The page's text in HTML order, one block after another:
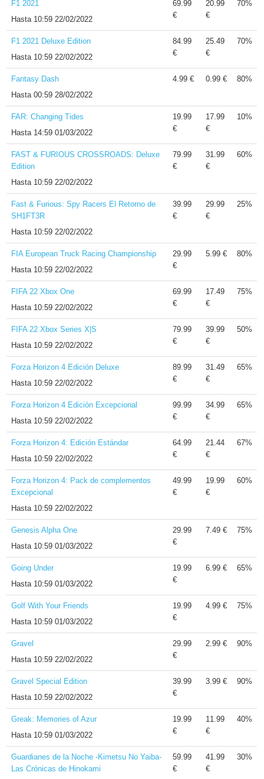
F1 2021
Hasta 10:59 22/02/2022
69.99
€
20.99
€
70%
F1 2021 Deluxe Edition
Hasta 10:59 22/02/2022
84.99
€
25.49
€
70%
Fantasy Dash
Hasta00:59 28/02/2022
4.99 € 0.99 € 80%
FAR: Changing Tides
Hasta 14:59 01/03/2022
19.99
€
17.99
€
10%
FAST & FURIOUS CROSSROADS: Deluxe
Edition
Hasta 10:59 22/02/2022
79.99
€
31.99
€
60%
Fast & Furious: Spy Racers El Retorno de
SH1FT3R
Hasta 10:59 22/02/2022
39.99
€
29.99
€
25%
FIA European Truck Racing Championship
Hasta 10:59 22/02/2022
29.99
€
5.99 € 80%
FIFA 22 Xbox One
Hasta 10:59 22/02/2022
69.99
€
17.49
€
75%
FIFA 22 Xbox Series X|S
Hasta 10:59 22/02/2022
79.99
€
39.99
€
50%
Forza Horizon 4 Edición Deluxe
Hasta 10:59 22/02/2022
89.99
€
31.49
€
65%
Forza Horizon 4 Edición Excepcional
Hasta 10:59 22/02/2022
99.99
€
34.99
€
65%
Forza Horizon 4: Edición Estándar
Hasta 10:59 22/02/2022
64.99
€
21.44
€
67%
Forza Horizon 4: Pack de complementos
Excepcional
Hasta 10:59 22/02/2022
49.99
€
19.99
€
60%
Genesis Alpha One
Hasta 10:59 01/03/2022
29.99
€
7.49 € 75%
Going Under
Hasta 10:59 01/03/2022
19.99
€
6.99 € 65%
Golf With Your Friends
Hasta 10:59 01/03/2022
19.99
€
4.99 € 75%
Gravel
Hasta 10:59 22/02/2022
29.99
€
2.99 € 90%
Gravel Special Edition
Hasta 10:59 22/02/2022
39.99
€
3.99 € 90%
Greak: Memories of Azur
Hasta 10:59 01/03/2022
19.99
€
11.99
€
40%
Guardianes de la Noche -Kimetsu No Yaiba-
Las Crónicas de Hinokami
59.99
€
41.99
€
30%